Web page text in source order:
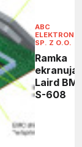
ABC
ELEKTRONIK
SP. Z O.O.
Ramka
Laird
S-608